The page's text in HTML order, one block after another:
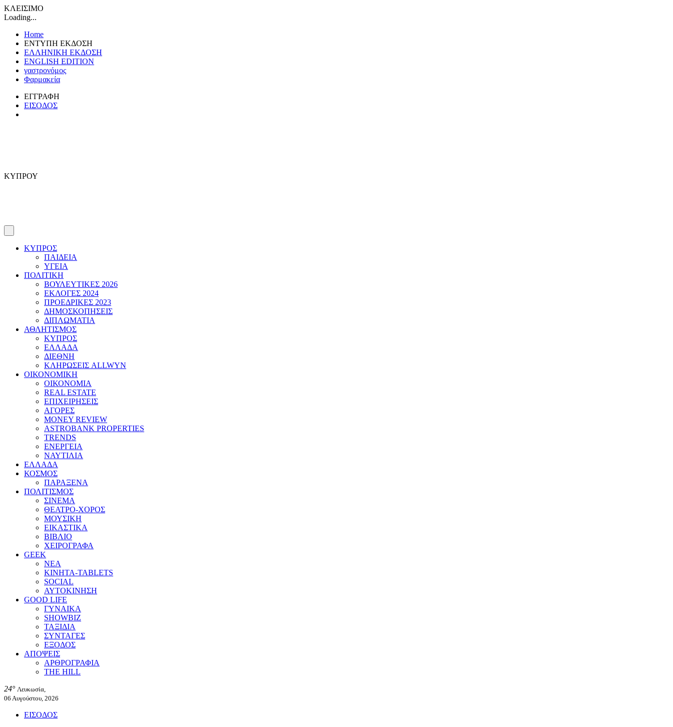
ΚΛΕΙΣΙΜΟ
Loading...
Home
ΕΝΤΥΠΗ ΕΚΔΟΣΗ
ΕΛΛΗΝΙΚΗ ΕΚΔΟΣΗ
ENGLISH EDITION
γαστρονόμος
Φαρμακεία
ΕΓΓΡΑΦΗ
ΕΙΣΟΔΟΣ
ΚΥΠΡΟΥ
ΚΥΠΡΟΣ
ΠΑΙΔΕΙΑ
ΥΓΕΙΑ
ΠΟΛΙΤΙΚΗ
ΒΟΥΛΕΥΤΙΚΕΣ 2026
ΕΚΛΟΓΕΣ 2024
ΠΡΟΕΔΡΙΚΕΣ 2023
ΔΗΜΟΣΚΟΠΗΣΕΙΣ
ΔΙΠΛΩΜΑΤΙΑ
ΑΘΛΗΤΙΣΜΟΣ
ΚΥΠΡΟΣ
ΕΛΛΑΔΑ
ΔΙΕΘΝΗ
ΚΛΗΡΩΣΕΙΣ ALLWYN
ΟΙΚΟΝΟΜΙΚΗ
ΟΙΚΟΝΟΜΙΑ
REAL ESTATE
ΕΠΙΧΕΙΡΗΣΕΙΣ
ΑΓΟΡΕΣ
MONEY REVIEW
ASTROBANK PROPERTIES
TRENDS
ΕΝΕΡΓΕΙΑ
ΝΑΥΤΙΛΙΑ
ΕΛΛΑΔΑ
ΚΟΣΜΟΣ
ΠΑΡΑΞΕΝΑ
ΠΟΛΙΤΙΣΜΟΣ
ΣΙΝΕΜΑ
ΘΕΑΤΡΟ-ΧΟΡΟΣ
ΜΟΥΣΙΚΗ
ΕΙΚΑΣΤΙΚΑ
ΒΙΒΛΙΟ
ΧΕΙΡΟΓΡΑΦΑ
GEEK
ΝΕΑ
ΚΙΝΗΤΑ-TABLETS
SOCIAL
ΑΥΤΟΚΙΝΗΣΗ
GOOD LIFE
ΓΥΝΑΙΚΑ
SHOWBIZ
ΤΑΞΙΔΙΑ
ΣΥΝΤΑΓΕΣ
ΕΞΟΔΟΣ
ΑΠΟΨΕΙΣ
ΑΡΘΡΟΓΡΑΦΙΑ
THE HILL
24° Λευκωσία,
06 Αυγούστου, 2026
ΕΙΣΟΔΟΣ